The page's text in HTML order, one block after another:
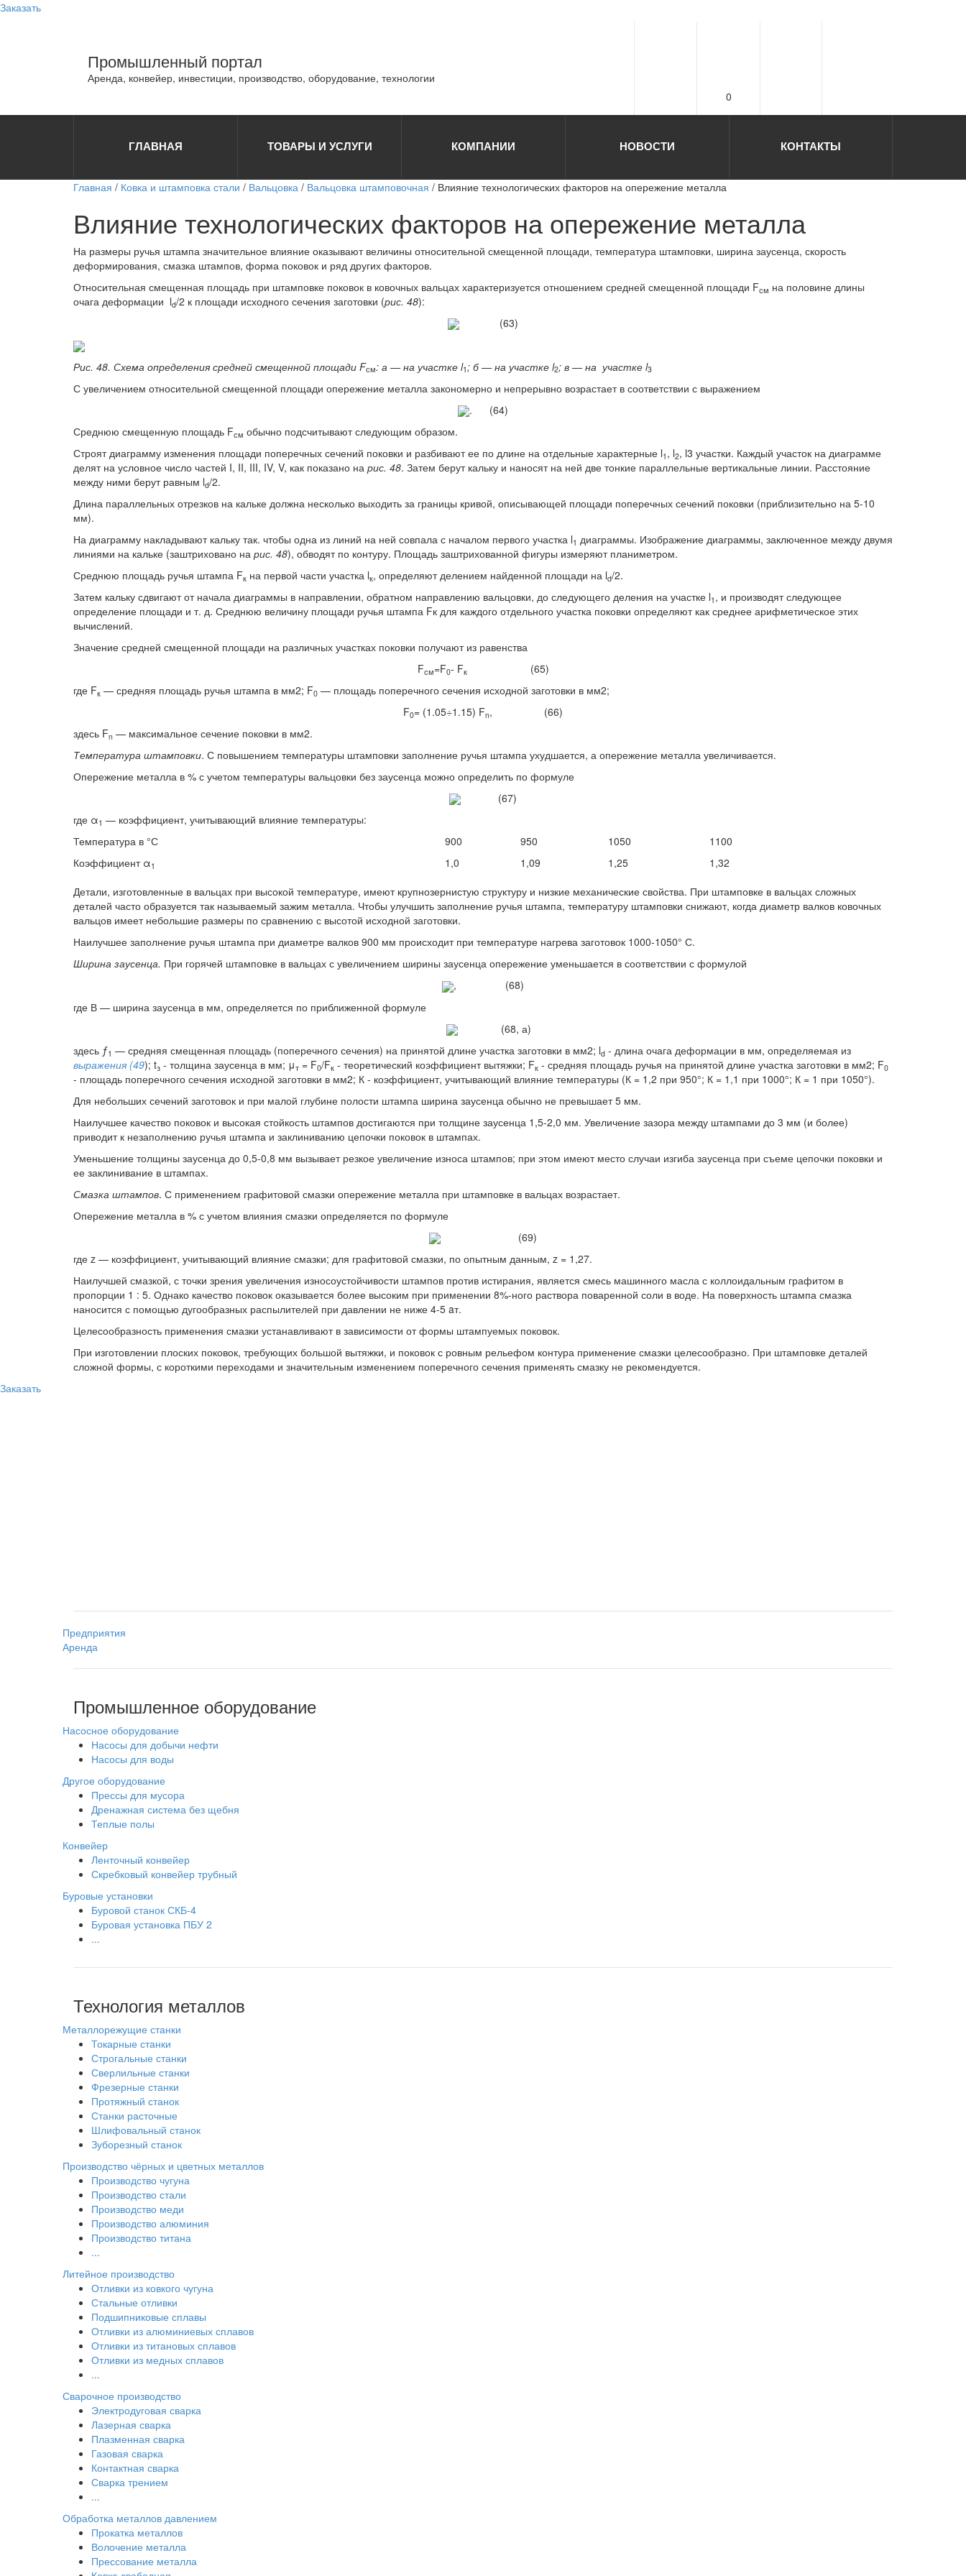
Заказать
Промышленный портал
Аренда, конвейер, инвестиции, производство, оборудование, технологии
0
ГЛАВНАЯ ТОВАРЫ И УСЛУГИ КОМПАНИИ НОВОСТИ КОНТАКТЫ
Главная / Ковка и штамповка стали / Вальцовка / Вальцовка штамповочная / Влияние технологических факторов на опережение металла
Влияние технологических факторов на опережение металла
На размеры ручья штампа значительное влияние оказывают величины относительной смещенной площади, температура штамповки, ширина заусенца, скорость
деформирования, смазка штампов, форма поковок и ряд других факторов.
Относительная смещенная площадь при штамповке поковок в ковочных вальцах характеризуется отношением средней смещенной площади Fсм на половине длины
очага деформации ld/2 к площади исходного сечения заготовки (рис. 48):
(63)
Рис. 48. Схема определения средней смещенной площади Fсм: а — на участке l1 ; б — на участке l2; в — на участке l3
С увеличением относительной смещенной площади опережение металла закономерно и непрерывно возрастает в соответствии с выражением
. (64)
Среднюю смещенную площадь Fсм обычно подсчитывают следующим образом.
Строят диаграмму изменения площади поперечных сечений поковки и разбивают ее по длине на отдельные характерные l1 , l2, l3 участки. Каждый участок на диаграмме
делят на условное число частей I, II, III, IV, V, как показано на рис. 48. Затем берут кальку и наносят на ней две тонкие параллельные вертикальные линии. Расстояние
между ними берут равным ld/2.
Длина параллельных отрезков на кальке должна несколько выходить за границы кривой, описывающей площади поперечных сечений поковки (приблизительно на 5-10
мм).
На диаграмму накладывают кальку так. чтобы одна из линий на ней совпала с началом первого участка l1 диаграммы. Изображение диаграммы, заключенное между двумя
линиями на кальке (заштриховано на рис. 48), обводят по контуру. Площадь заштрихованной фигуры измеряют планиметром.
Среднюю площадь ручья штампа Fк на первой части участка lк, определяют делением найденной площади на ld/2.
Затем кальку сдвигают от начала диаграммы в направлении, обратном направлению вальцовки, до следующего деления на участке l1 , и производят следующее
определение площади и т. д. Среднюю величину площади ручья штампа Fк для каждого отдельного участка поковки определяют как среднее арифметическое этих
вычислений.
Значение средней смещенной площади на различных участках поковки получают из равенства
Fсм=F0- Fк(65)
где Fк — средняя площадь ручья штампа в мм2; F0 — площадь поперечного сечения исходной заготовки в мм2;
F0= (1.05÷1.15) Fn, (66)
здесь Fn — максимальное сечение поковки в мм2.
Температура штамповки. С повышением температуры штамповки заполнение ручья штампа ухудшается, а опережение металла увеличивается.
Опережение металла в % с учетом температуры вальцовки без заусенца можно определить по формуле
(67)
где α1 — коэффициент, учитывающий влияние температуры:
Температура в °С
900 950 1050
1100
Коэффициент α1 1,0 1,09 1,25
1,32
Детали, изготовленные в вальцах при высокой температуре, имеют крупнозернистую структуру и низкие механические свойства. При штамповке в вальцах сложных
деталей часто образуется так называемый зажим металла. Чтобы улучшить заполнение ручья штампа, температуру штамповки снижают, когда диаметр валков ковочных
вальцов имеет небольшие размеры по сравнению с высотой исходной заготовки.
Наилучшее заполнение ручья штампа при диаметре валков 900 мм происходит при температуре нагрева заготовок 1000-1050° С.
Ширина заусенца. При горячей штамповке в вальцах с увеличением ширины заусенца опережение уменьшается в соответствии с формулой
, (68)
где В — ширина заусенца в мм, определяется по приближенной формуле
(68, а)
здесь ƒ1 — средняя смещенная площадь (поперечного сечения) на принятой длине участка заготовки в мм2; ld - длина очага деформации в мм, определяемая из
выражения (49); tз - толщина заусенца в мм; μт = F0/Fк - теоретический коэффициент вытяжки; Fк - средняя площадь ручья на принятой длине участка заготовки в мм2; F0
- площадь поперечного сечения исходной заготовки в мм2; К - коэффициент, учитывающий влияние температуры (К = 1,2 при 950°; К = 1,1 при 1000°; К = 1 при 1050°).
Для небольших сечений заготовок и при малой глубине полости штампа ширина заусенца обычно не превышает 5 мм.
Наилучшее качество поковок и высокая стойкость штампов достигаются при толщине заусенца 1,5-2,0 мм. Увеличение зазора между штампами до 3 мм (и более)
приводит к незаполнению ручья штампа и заклиниванию цепочки поковок в штампах.
Уменьшение толщины заусенца до 0,5-0,8 мм вызывает резкое увеличение износа штампов; при этом имеют место случаи изгиба заусенца при съеме цепочки поковки и
ее заклинивание в штампах.
Смазка штампов. С применением графитовой смазки опережение металла при штамповке в вальцах возрастает.
Опережение металла в % с учетом влияния смазки определяется по формуле
(69)
где z — коэффициент, учитывающий влияние смазки; для графитовой смазки, по опытным данным, z = 1,27.
Наилучшей смазкой, с точки зрения увеличения износоустойчивости штампов против истирания, является смесь машинного масла с коллоидальным графитом в
пропорции 1 : 5. Однако качество поковок оказывается более высоким при применении 8%-ного раствора поваренной соли в воде. На поверхность штампа смазка
наносится с помощью дугообразных распылителей при давлении не ниже 4-5 aт.
Целесообразность применения смазки устанавливают в зависимости от формы штампуемых поковок.
При изготовлении плоских поковок, требующих большой вытяжки, и поковок с ровным рельефом контура применение смазки целесообразно. При штамповке деталей
сложной формы, с короткими переходами и значительным изменением поперечного сечения применять смазку не рекомендуется.
Заказать
Предприятия
Аренда
Промышленное оборудование
Насосное оборудование
Насосы для добычи нефти
Насосы для воды
Другое оборудование
Прессы для мусора
Дренажная система без щебня
Теплые полы
Конвейер
Ленточный конвейер
Скребковый конвейер трубный
Буровые установки
Буровой станок СКБ-4
Буровая установка ПБУ 2
...
Технология металлов
Металлорежущие станки
Токарные станки
Строгальные станки
Сверлильные станки
Фрезерные станки
Протяжный станок
Станки расточные
Шлифовальный станок
Зуборезный станок
Производство чёрных и цветных металлов
Производство чугуна
Производство стали
Производство меди
Производство алюминия
Производство титана
...
Литейное производство
Отливки из ковкого чугуна
Стальные отливки
Подшипниковые сплавы
Отливки из алюминиевых сплавов
Отливки из титановых сплавов
Отливки из медных сплавов
...
Сварочное производство
Электродуговая сварка
Лазерная сварка
Плазменная сварка
Газовая сварка
Контактная сварка
Сварка трением
...
Обработка металлов давлением
Прокатка металлов
Волочение металла
Прессование металла